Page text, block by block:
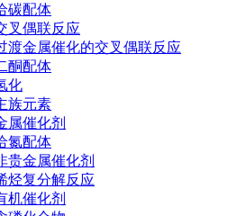
碳配体
叉偶联反应
渡金属催化的交叉偶联反应
酮配体
化
族元素
属催化剂
氮配体
贵金属催化剂
烃复分解反应
机催化剂